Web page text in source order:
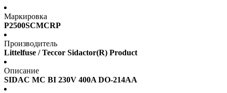
Маркировка
P2500SCMCRP
Производитель
Littelfuse / Teccor Sidactor(R) Product
Описание
SIDAC MC BI 230V 400A DO-214AA